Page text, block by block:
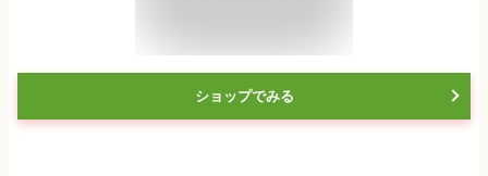
ショップでみる